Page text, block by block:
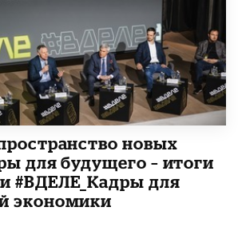
новых
для будущего – итоги
#ВДЕЛЕ_Кадры для
экономики